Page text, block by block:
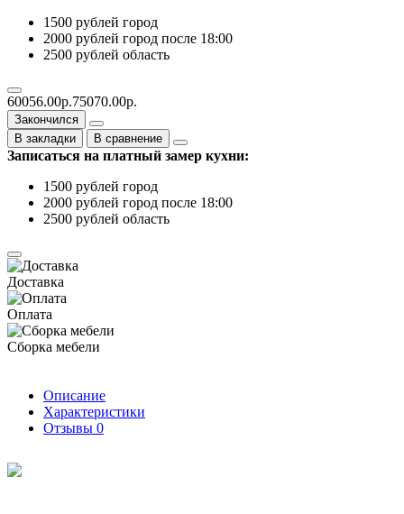
1500 рублей город
2000 рублей город после 18:00
2500 рублей область
60056.00р.75070.00р.
Закончился
В закладки
В сравнение
Записаться на платный замер кухни:
1500 рублей город
2000 рублей город после 18:00
2500 рублей область
Доставка
Оплата
Сборка мебели
Описание
Характеристики
Отзывы 0